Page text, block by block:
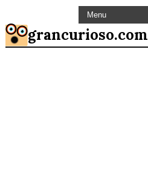
grancurioso.com